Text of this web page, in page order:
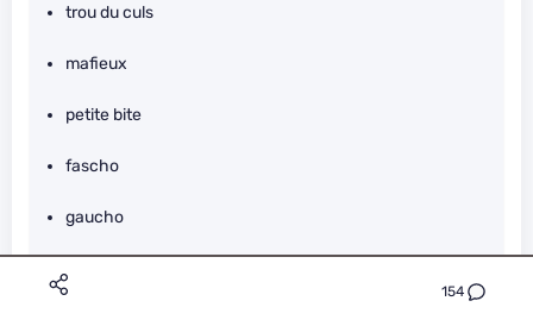
154
trou du culs
mafieux
petite bite
fascho
gaucho